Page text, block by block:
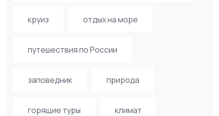
круиз отдых на море
путешествия по России
заповедник природа
горящие туры климат